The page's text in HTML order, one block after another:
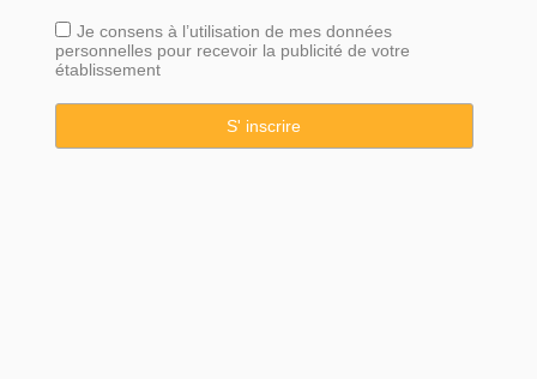
Je consens à l’utilisation de mes données
personnelles pour recevoir la publicité de votre
établissement